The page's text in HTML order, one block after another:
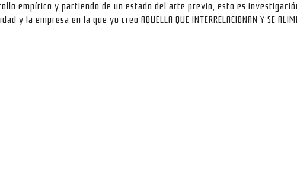
empírico y partiendo de un estado del arte previo, esto es
la empresa en la que yo creo AQUELLA QUE INTERRELACIONAN Y SE